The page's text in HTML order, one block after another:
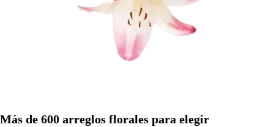
Más de 600 arreglos florales para elegir